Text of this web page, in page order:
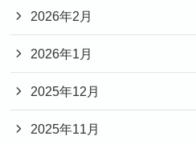
2026年2月
2026年1月
2025年12月
2025年11月